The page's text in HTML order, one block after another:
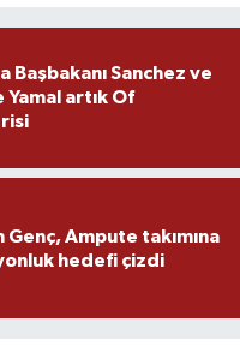
Başbakanı Sanchez ve
Yamal artık Of
Genç, Ampute takımına
hedefi çizdi